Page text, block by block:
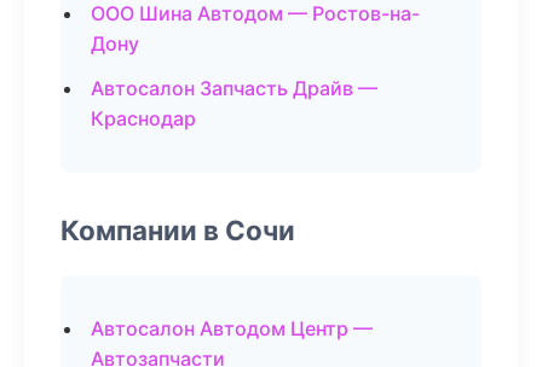
ООО Шина Автодом — Ростов-на-
Дону
Автосалон Запчасть Драйв —
Краснодар
Компании в Сочи
Автосалон Автодом Центр —
Автозапчасти